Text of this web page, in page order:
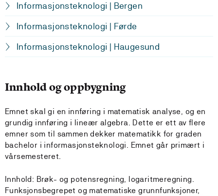
Informasjonsteknologi | Bergen
Informasjonsteknologi | Førde
Informasjonsteknologi | Haugesund
Innhold og oppbygning
Emnet skal gi en innføring i matematisk analyse, og en
grundig innføring i lineær algebra. Dette er ett av flere
emner som til sammen dekker matematikk for graden
bachelor i informasjonsteknologi. Emnet går primært i
vårsemesteret.
Innhold: Brøk- og potensregning, logaritmeregning.
Funksjonsbegrepet og matematiske grunnfunksjoner,